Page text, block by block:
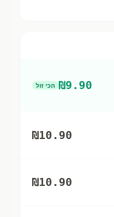
₪9.90 הכי זול
₪10.90
₪10.90